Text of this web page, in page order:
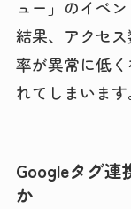
ュー」のイベ
結果、アクセ
率が異常に低
れてしまいます
Googleタグ連
か